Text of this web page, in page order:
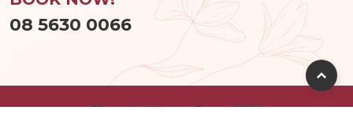
08 5630 0066